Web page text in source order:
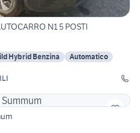
N1 5 POSTI
Hybrid Benzina
Automatico